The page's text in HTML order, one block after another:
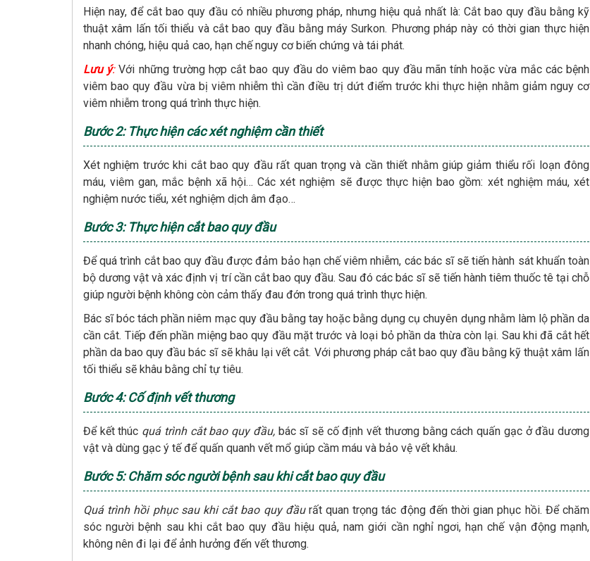
Hiện nay, để cắt bao quy đầu có nhiều phương pháp, nhưng hiệu quả nhất là: Cắt bao quy đầu bằng kỹ
thuật xâm lấn tối thiểu và cắt bao quy đầu bằng máy Surkon. Phương pháp này có thời gian thực hiện
nhanh chóng, hiệu quả cao, hạn chế nguy cơ biến chứng và tái phát.
Lưu ý:Với những trường hợp cắt bao quy đầu do viêm bao quy đầu mãn tính hoặc vừa mắc các bệnh
viêm bao quy đầu vừa bị viêm nhiễm thì cần điều trị dứt điểm trước khi thực hiện nhằm giảm nguy cơ
viêm nhiễm trong quá trình thực hiện.
Bước 2: Thực hiện các xét nghiệm cần thiết
Xét nghiệm trước khi cắt bao quy đầu rất quan trọng và cần thiết nhằm giúp giảm thiểu rối loạn đông
máu, viêm gan, mắc bệnh xã hội… Các xét nghiệm sẽ được thực hiện bao gồm: xét nghiệm máu, xét
nghiệm nước tiểu, xét nghiệm dịch âm đạo…
Bước 3: Thực hiện cắt bao quy đầu
Để quá trình cắt bao quy đầu được đảm bảo hạn chế viêm nhiễm, các bác sĩ sẽ tiến hành sát khuẩn toàn
bộ dương vật và xác định vị trí cần cắt bao quy đầu. Sau đó các bác sĩ sẽ tiến hành tiêm thuốc tê tại chỗ
giúp người bệnh không còn cảm thấy đau đớn trong quá trình thực hiện.
Bác sĩ bóc tách phần niêm mạc quy đầu bằng tay hoặc bằng dụng cụ chuyên dụng nhằm làm lộ phần da
cần cắt. Tiếp đến phần miệng bao quy đầu mặt trước và loại bỏ phần da thừa còn lại. Sau khi đã cắt hết
phần da bao quy đầu bác sĩ sẽ khâu lại vết cắt. Với phương pháp cắt bao quy đầu bằng kỹ thuật xâm lấn
tối thiểu sẽ khâu bằng chỉ tự tiêu.
Bước 4: Cố định vết thương
Để kết thúc quá trình cắt bao quy đầu,bác sĩ sẽ cố định vết thương bằng cách quấn gạc ở đầu dương
vật và dùng gạc ý tế để quấn quanh vết mổ giúp cầm máu và bảo vệ vết khâu.
Bước 5: Chăm sóc người bệnh sau khi cắt bao quy đầu
Quá trình hồi phục sau khi cắt bao quy đầurất quan trọng tác động đến thời gian phục hồi. Để chăm
sóc người bệnh sau khi cắt bao quy đầu hiệu quả, nam giới cần nghỉ ngơi, hạn chế vận động mạnh,
không nên đi lại để ảnh hưởng đến vết thương.